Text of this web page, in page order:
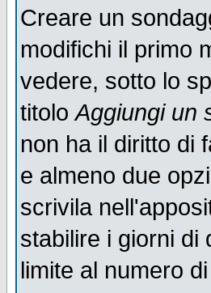
Creare un
modifichi il primo
vedere, sotto lo
titoloAggiungi un
non ha il diritto di
e almeno due
scrivila
stabilire i giorni
limite al numero